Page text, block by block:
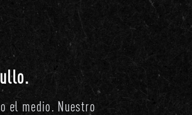
el medio. Nuestro